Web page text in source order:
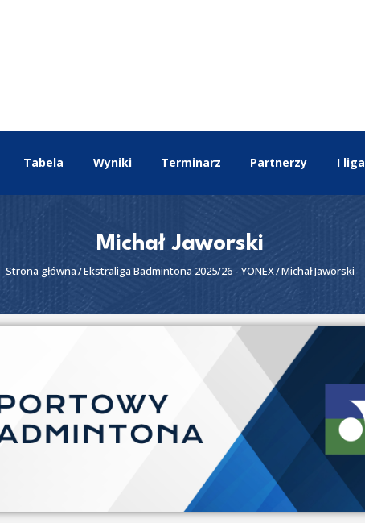
Tabela Wyniki Terminarz Partnerzy I liga
Michał Jaworski
Strona główna Ekstraliga Badmintona 2025/26 - YONEX Michał Jaworski